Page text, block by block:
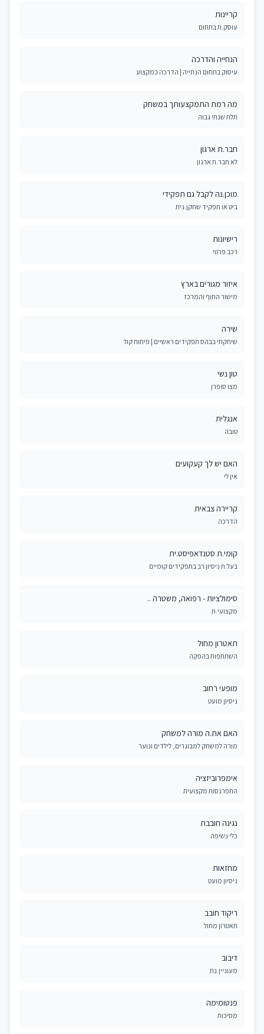
קריינות
עוסק.ת בתחום
הנחייה והדרכה
עיסוק בתחום הנחייה | הדרכה כמקצוע
מה רמת התמקצעותך במשחק
תלת שנתי גבוה
חבר.ת ארגון
לא חבר.ת ארגון
מוכן.נה לקבל גם תפקידי
ביט או תפקיד שחקן.נית
רישיונות
רכב פרטי
איזור מגורים בארץ
מישור החוף והמרכז
שירה
שיחקתי בבהס תפקידים ראשיים | פיתוח קול
טון נשי
מצו סופרן
אנגלית
טובה
האם יש לך קעקועים
אין לי
קריירה צבאית
הדרכה
קומי.ת סטנדאפיסט.ית
בעל.ת ניסיון רב בתפקידים קומיים
סימולציות - רפואה, משטרה ..
מקצועי.ת
תאטרון מחול
השתתפות בהפקה
מופעי רחוב
ניסיון מועט
האם את.ה מורה למשחק
מורה למשחק למבוגרים, לילדים ונוער
אימפרוביזציה
התפרנסות מקצועית
נגינה חובבת
כלי נשיפה
מחזאות
ניסיון מועט
ריקוד חובב
תאטרון מחול
דיבוב
מעוניין.נת
פנטומימה
מסיכות